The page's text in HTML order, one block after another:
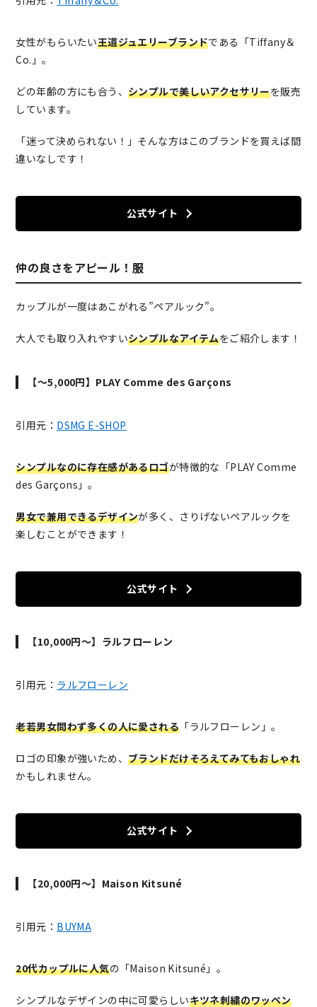
女性がもらいたい王道ジュエリーブランドである「Tiffany＆
Co.」。
どの年齢の方にも合う、シンプルで美しいアクセサリーを販売
しています。
「迷って決められない！」そんな方はこのブランドを買えば間
違いなしです！
公式サイト
仲の良さをアピール！服
カップルが一度はあこがれる”ペアルック”。
大人でも取り入れやすいシンプルなアイテムをご紹介します！
【～5,000円】PLAY Comme des Garçons
引用元： DSMG E-SHOP
シンプルなのに存在感があるロゴが特徴的な「PLAY Comme
des Garçons」。
男女で兼用できるデザインが多く、さりげないペアルックを
楽しむことができます！
公式サイト
【10,000円～】ラルフローレン
引用元： ラルフローレン
老若男女問わず多くの人に愛される 「ラルフローレン」。
ロゴの印象が強いため、ブランドだけそろえてみてもおしゃれ
かもしれません。
公式サイト
【20,000円～】Maison Kitsuné
引用元： BUYMA
20代カップルに人気の「Maison Kitsuné」。
シンプルなデザインの中に可愛らしいキツネ刺繍のワッペン